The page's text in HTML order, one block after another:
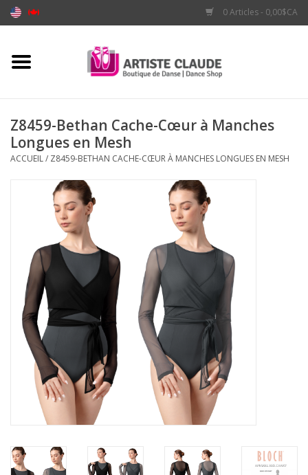
0 Articles - 0,00$CA
Accueil
Vêtements
Z8459-Bethan Cache-Cœur à Manches
Longues en Mesh
ACCUEIL/ Z8459-BETHAN CACHE-CŒUR À MANCHES LONGUES EN MESH